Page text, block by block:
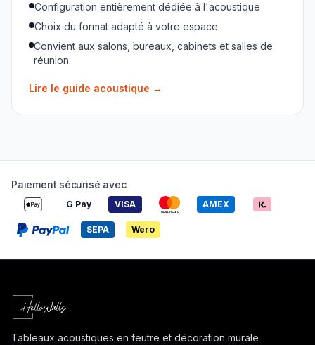
Configuration entièrement dédiée à l'acoustique
Choix du format adapté à votre espace
Convient aux salons, bureaux, cabinets et salles de
réunion
Lire le guide acoustique →
Paiement sécurisé avec
G Pay VISA AMEX
SEPA Wero
Tableaux acoustiques en feutre et décoration murale